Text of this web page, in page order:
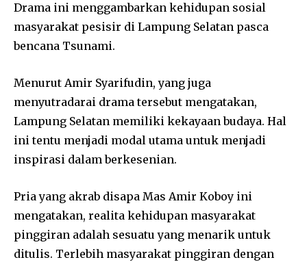
Drama ini menggambarkan kehidupan sosial
masyarakat pesisir di Lampung Selatan pasca
bencana Tsunami.
Menurut Amir Syarifudin, yang juga
menyutradarai drama tersebut mengatakan,
Lampung Selatan memiliki kekayaan budaya. Hal
ini tentu menjadi modal utama untuk menjadi
inspirasi dalam berkesenian.
Pria yang akrab disapa Mas Amir Koboy ini
mengatakan, realita kehidupan masyarakat
pinggiran adalah sesuatu yang menarik untuk
ditulis. Terlebih masyarakat pinggiran dengan